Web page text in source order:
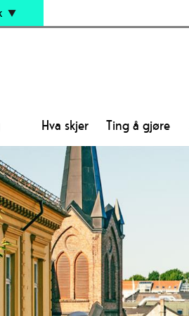
Hva skjer Ting å gjøre